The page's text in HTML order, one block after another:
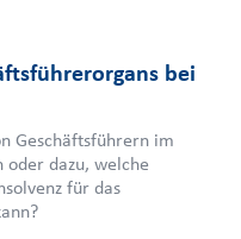
bei
Geschäftsführern im
oder dazu, welche
für das